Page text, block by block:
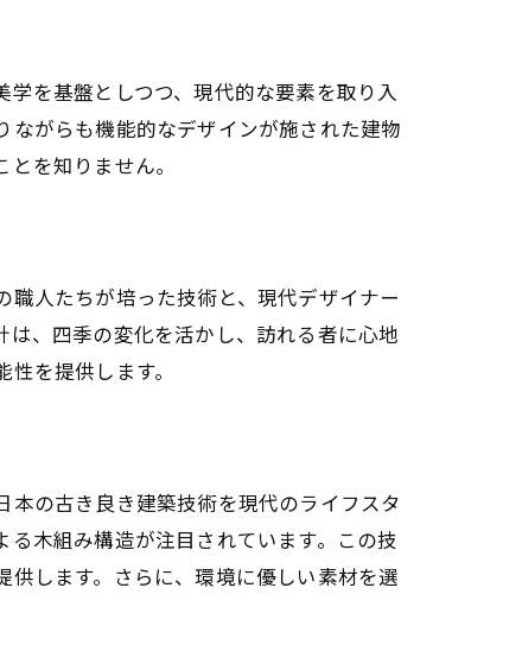
を基盤としつつ、現代的な要素を取り入
がらも機能的なデザインが施された建物
を知りません。
人たちが培った技術と、現代デザイナー
、四季の変化を活かし、訪れる者に心地
を提供します。
の古き良き建築技術を現代のライフスタ
木組み構造が注目されています。この技
します。さらに、環境に優しい素材を選